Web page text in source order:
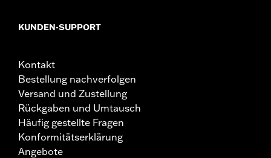
KUNDEN-SUPPORT
Kontakt
Bestellung nachverfolgen
Versand und Zustellung
Rückgaben und Umtausch
Häufig gestellte Fragen
Konformitätserklärung
Angebote